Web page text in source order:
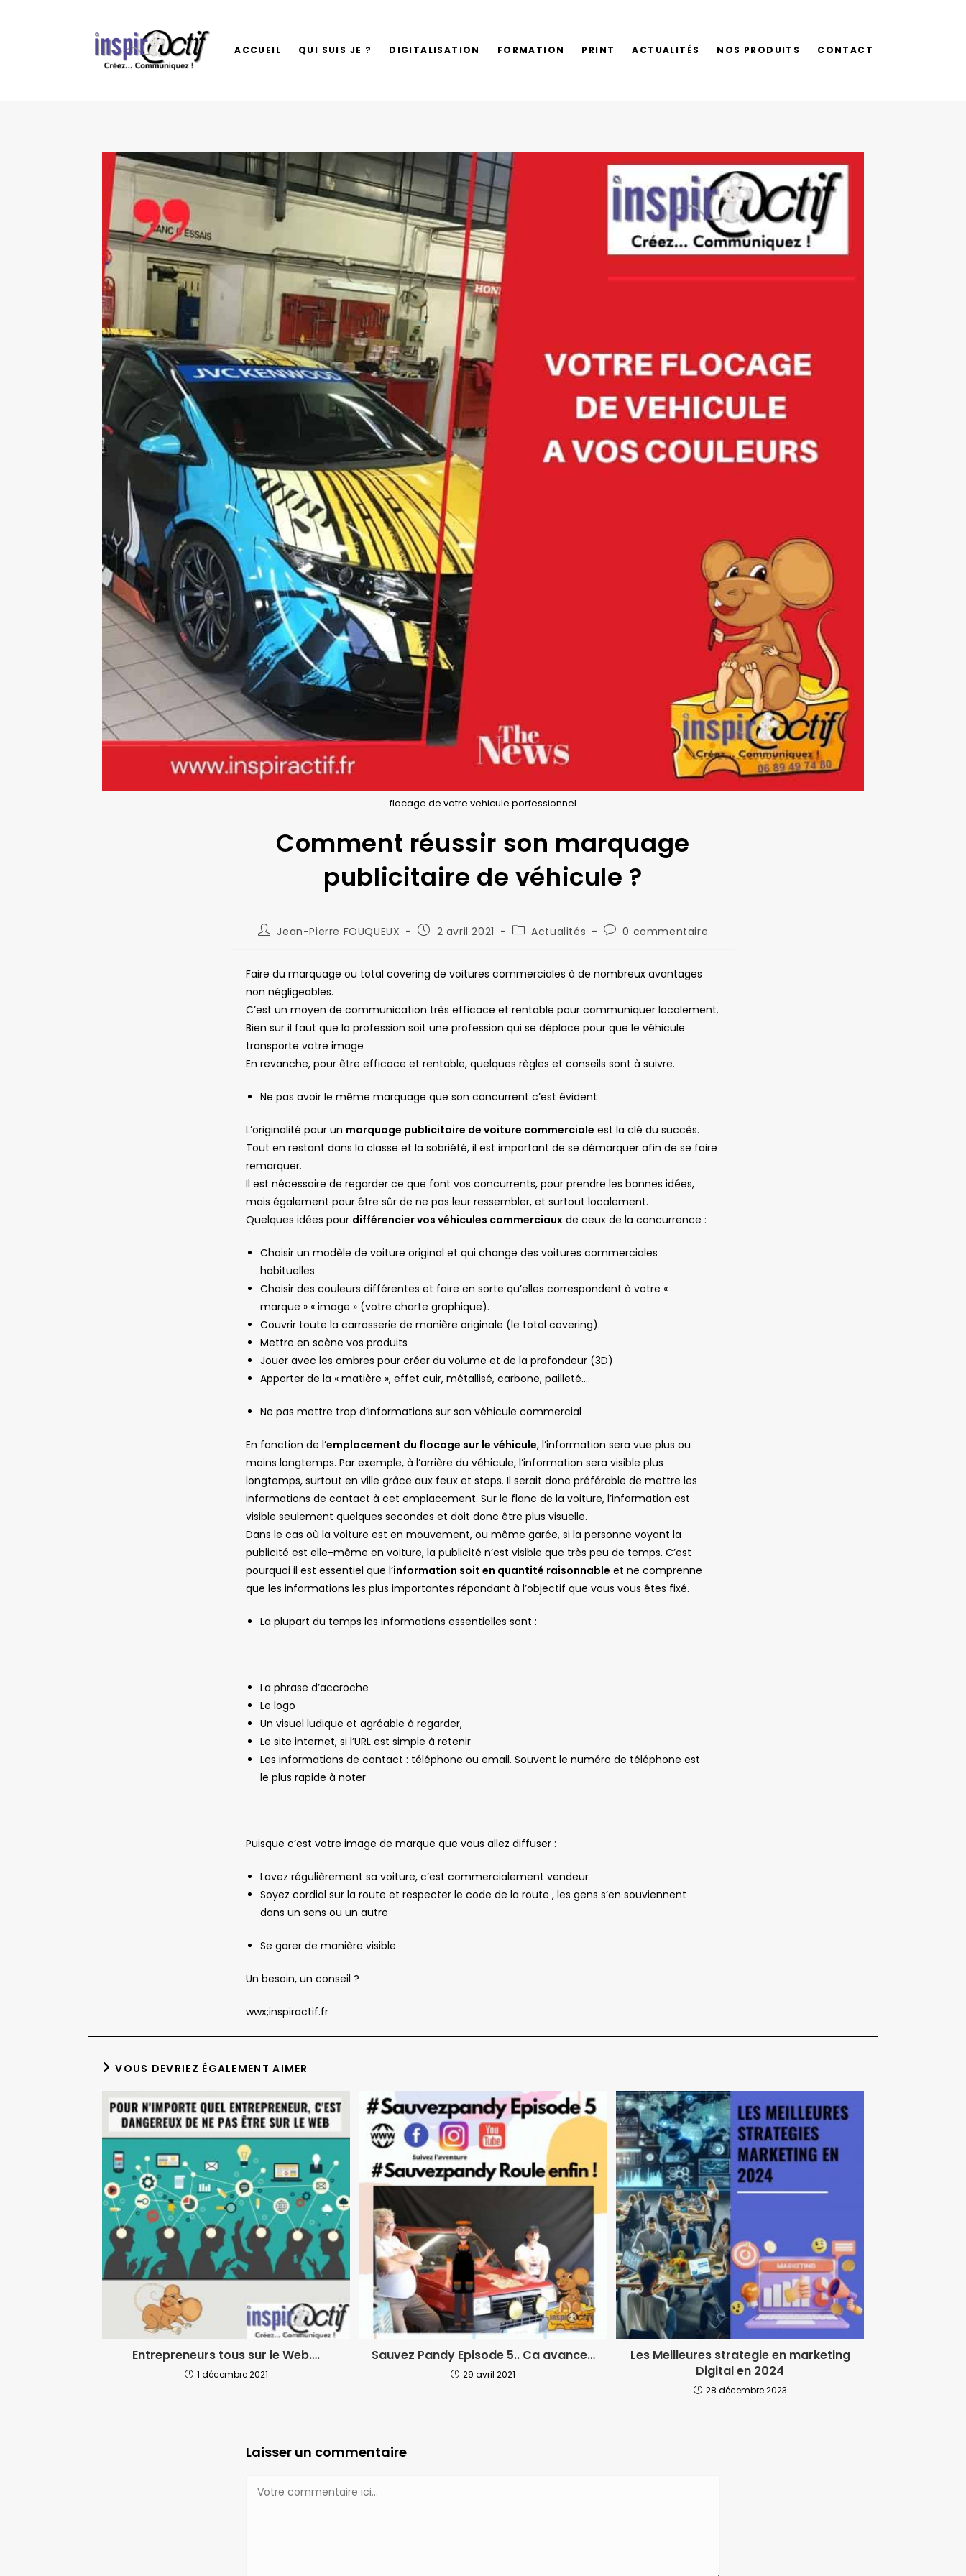
ACCUEIL QUI SUIS JE ? DIGITALISATION FORMATION PRINT ACTUALITÉS NOS PRODUITS CONTACT
flocage de votre vehicule porfessionnel
Comment réussir son marquage
publicitaire de véhicule ?
Auteur/autrice
publication :
Jean-Pierre FOUQUEUX
Publication
2 avril 2021
PostActualités
Commentaires
publication :
0 commentaire
Faire du marquage ou total covering de voitures commerciales à de nombreux avantages
non négligeables.
C’est un moyen de communication très efficace et rentable pour communiquer localement.
Bien sur il faut que la profession soit une profession qui se déplace pour que le véhicule
transporte votre image
En revanche, pour être efficace et rentable, quelques règles et conseils sont à suivre.
Ne pas avoir le même marquage que son concurrent c’est évident
L’originalité pour un marquage publicitaire de voiture commerciale est la clé du succès.
Tout en restant dans la classe et la sobriété, il est important de se démarquer afin de se faire
remarquer.
Il est nécessaire de regarder ce que font vos concurrents, pour prendre les bonnes idées,
mais également pour être sûr de ne pas leur ressembler, et surtout localement.
Quelques idées pour différencier vos véhicules commerciaux de ceux de la concurrence :
Choisir un modèle de voiture original et qui change des voitures commerciales
habituelles
Choisir des couleurs différentes et faire en sorte qu’elles correspondent à votre «
marque » « image » (votre charte graphique).
Couvrir toute la carrosserie de manière originale (le total covering).
Mettre en scène vos produits
Jouer avec les ombres pour créer du volume et de la profondeur (3D)
Apporter de la « matière », effet cuir, métallisé, carbone, pailleté….
Ne pas mettre trop d’informations sur son véhicule commercial
En fonction de l’emplacement du flocage sur le véhicule, l’information sera vue plus ou
moins longtemps. Par exemple, à l’arrière du véhicule, l’information sera visible plus
longtemps, surtout en ville grâce aux feux et stops. Il serait donc préférable de mettre les
informations de contact à cet emplacement. Sur le flanc de la voiture, l’information est
visible seulement quelques secondes et doit donc être plus visuelle.
Dans le cas où la voiture est en mouvement, ou même garée, si la personne voyant la
publicité est elle-même en voiture, la publicité n’est visible que très peu de temps. C’est
pourquoi il est essentiel que l’information soit en quantité raisonnable et ne comprenne
que les informations les plus importantes répondant à l’objectif que vous vous êtes fixé.
La plupart du temps les informations essentielles sont :
La phrase d’accroche
Le logo
Un visuel ludique et agréable à regarder,
Le site internet, si l’URL est simple à retenir
Les informations de contact : téléphone ou email. Souvent le numéro de téléphone est
le plus rapide à noter
Puisque c’est votre image de marque que vous allez diffuser :
Lavez régulièrement sa voiture, c’est commercialement vendeur
Soyez cordial sur la route et respecter le code de la route , les gens s’en souviennent
dans un sens ou un autre
Se garer de manière visible
Un besoin, un conseil ?
wwx;inspiractif.fr
VOUS DEVRIEZ ÉGALEMENT AIMER
Entrepreneurs tous sur le Web….
1 décembre 2021
Sauvez Pandy Episode 5.. Ca avance…
29 avril 2021
Les Meilleures strategie en marketing
Digital en 2024
28 décembre 2023
Laisser un commentaire